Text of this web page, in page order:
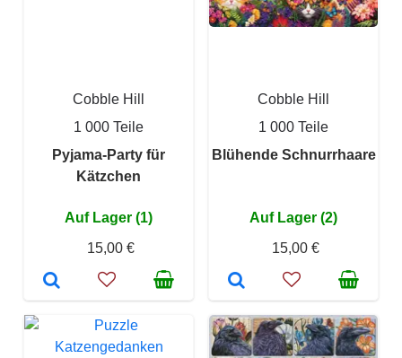
Cobble Hill
1 000 Teile
Pyjama-Party für
Kätzchen
Auf Lager (1)
15,00 €
Cobble Hill
1 000 Teile
Blühende Schnurrhaare
Auf Lager (2)
15,00 €